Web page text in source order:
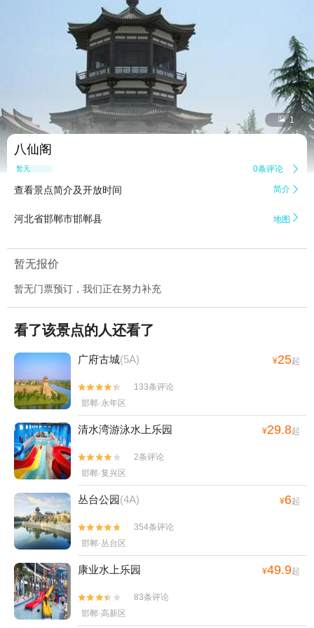
 1
八仙阁
暂无点评 0条评论 
查看景点简介及开放时间 简介 
河北省邯郸市邯郸县 地图 
暂无报价
暂无门票预订，我们正在努力补充
看了该景点的人还看了
广府古城(5A) ¥25起


133条评论
邯郸·永年区
清水湾游泳水上乐园 ¥29.8起


2条评论
邯郸·复兴区
丛台公园(4A) ¥6起


354条评论
邯郸·丛台区
康业水上乐园 ¥49.9起


83条评论
邯郸·高新区